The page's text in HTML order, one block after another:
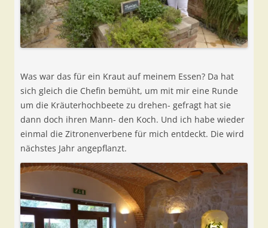
Was war das für ein Kraut auf meinem Essen? Da hat
sich gleich die Chefin bemüht, um mit mir eine Runde
um die Kräuterhochbeete zu drehen- gefragt hat sie
dann doch ihren Mann- den Koch. Und ich habe wieder
einmal die Zitronenverbene für mich entdeckt. Die wird
nächstes Jahr angepflanzt.